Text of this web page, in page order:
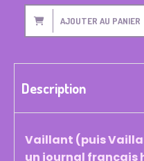
AJOUTER AU PANIER
Description
Vaillant (puis
un journal français